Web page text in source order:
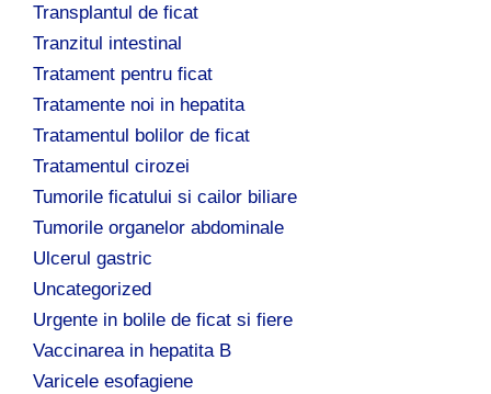
Transplantul de ficat
Tranzitul intestinal
Tratament pentru ficat
Tratamente noi in hepatita
Tratamentul bolilor de ficat
Tratamentul cirozei
Tumorile ficatului si cailor biliare
Tumorile organelor abdominale
Ulcerul gastric
Uncategorized
Urgente in bolile de ficat si fiere
Vaccinarea in hepatita B
Varicele esofagiene